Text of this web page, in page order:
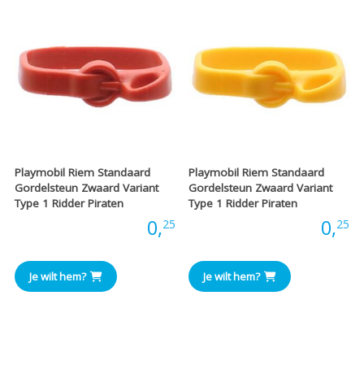
Playmobil Riem Standaard
Gordelsteun Zwaard Variant
Type 1 Ridder Piraten
0,25
Je wilt hem?
Playmobil Riem Standaard
Gordelsteun Zwaard Variant
Type 1 Ridder Piraten
0,25
Je wilt hem?